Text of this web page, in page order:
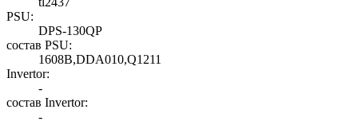
PSU:
DPS-130QP
состав PSU:
1608B,DDA010,Q1211
Invertor:
-
состав Invertor:
-